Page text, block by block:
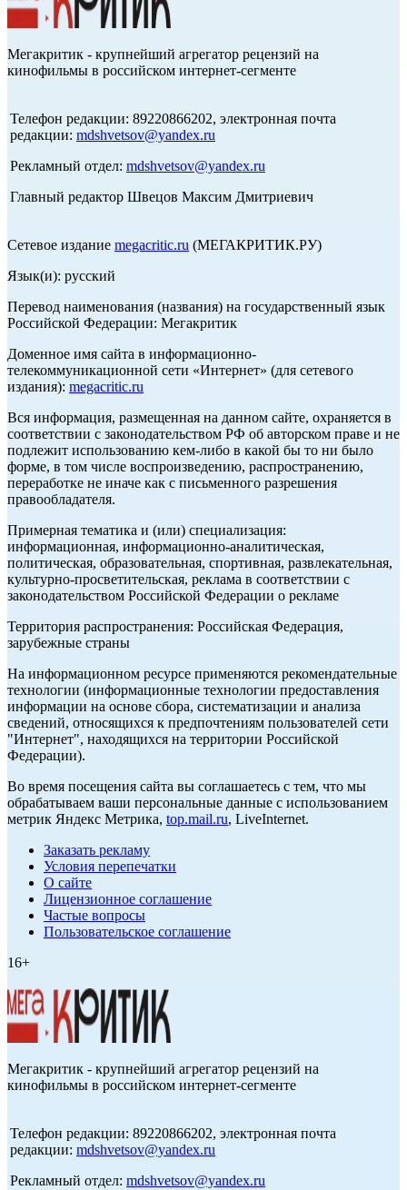
Мегакритик - крупнейший агрегатор рецензий на
кинофильмы в российском интернет-сегменте
Телефон редакции: 89220866202, электронная почта
редакции: mdshvetsov@yandex.ru
Рекламный отдел: mdshvetsov@yandex.ru
Главный редактор Швецов Максим Дмитриевич
Сетевое издание megacritic.ru (МЕГАКРИТИК.РУ)
Язык(и): русский
Перевод наименования (названия) на государственный язык
Российской Федерации: Мегакритик
Доменное имя сайта в информационно-
телекоммуникационной сети «Интернет» (для сетевого
издания): megacritic.ru
Вся информация, размещенная на данном сайте, охраняется в
соответствии с законодательством РФ об авторском праве и не
подлежит использованию кем-либо в какой бы то ни было
форме, в том числе воспроизведению, распространению,
переработке не иначе как с письменного разрешения
правообладателя.
Примерная тематика и (или) специализация:
информационная, информационно-аналитическая,
политическая, образовательная, спортивная, развлекательная,
культурно-просветительская, реклама в соответствии с
законодательством Российской Федерации о рекламе
Территория распространения: Российская Федерация,
зарубежные страны
На информационном ресурсе применяются рекомендательные
технологии (информационные технологии предоставления
информации на основе сбора, систематизации и анализа
сведений, относящихся к предпочтениям пользователей сети
"Интернет", находящихся на территории Российской
Федерации).
Во время посещения сайта вы соглашаетесь с тем, что мы
обрабатываем ваши персональные данные с использованием
метрик Яндекс Метрика, top.mail.ru, LiveInternet.
Заказать рекламу
Условия перепечатки
О сайте
Лицензионное соглашение
Частые вопросы
Пользовательское соглашение
16+
Мегакритик - крупнейший агрегатор рецензий на
кинофильмы в российском интернет-сегменте
Телефон редакции: 89220866202, электронная почта
редакции: mdshvetsov@yandex.ru
Рекламный отдел: mdshvetsov@yandex.ru